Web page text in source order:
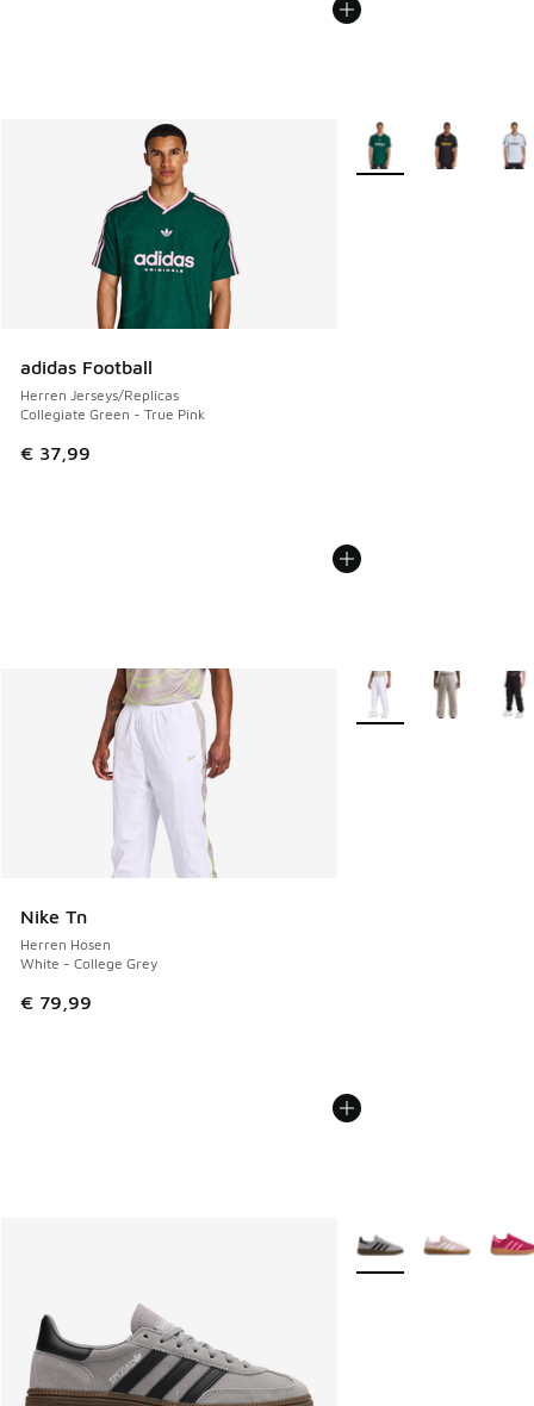
adidas Football
Herren Jerseys/Replicas
Collegiate Green - True Pink
€ 37,99
Weitere Farben
Nike Tn
Herren Hosen
White - College Grey
€ 79,99
Weitere Farben
Weitere Farben